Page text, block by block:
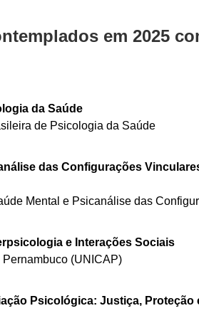
em 2025
da Saúde
de Psicologia da Saúde
das Configurações
Mental e Psicanálise das
e Interações Sociais
(UNICAP)
Psicológica: Justiça,